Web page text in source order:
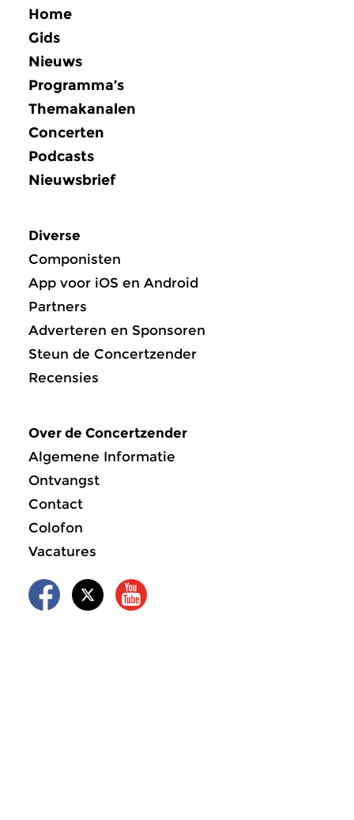
Home
Gids
Nieuws
Programma’s
Themakanalen
Concerten
Podcasts
Nieuwsbrief
Diverse
Componisten
App voor iOS en Android
Partners
Adverteren en Sponsoren
Steun de Concertzender
Recensies
Over de Concertzender
Algemene Informatie
Ontvangst
Contact
Colofon
Vacatures